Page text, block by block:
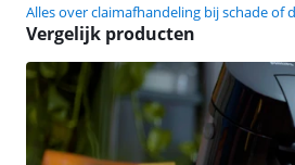
Alles over claimafhandeling bij schade of
Vergelijk producten